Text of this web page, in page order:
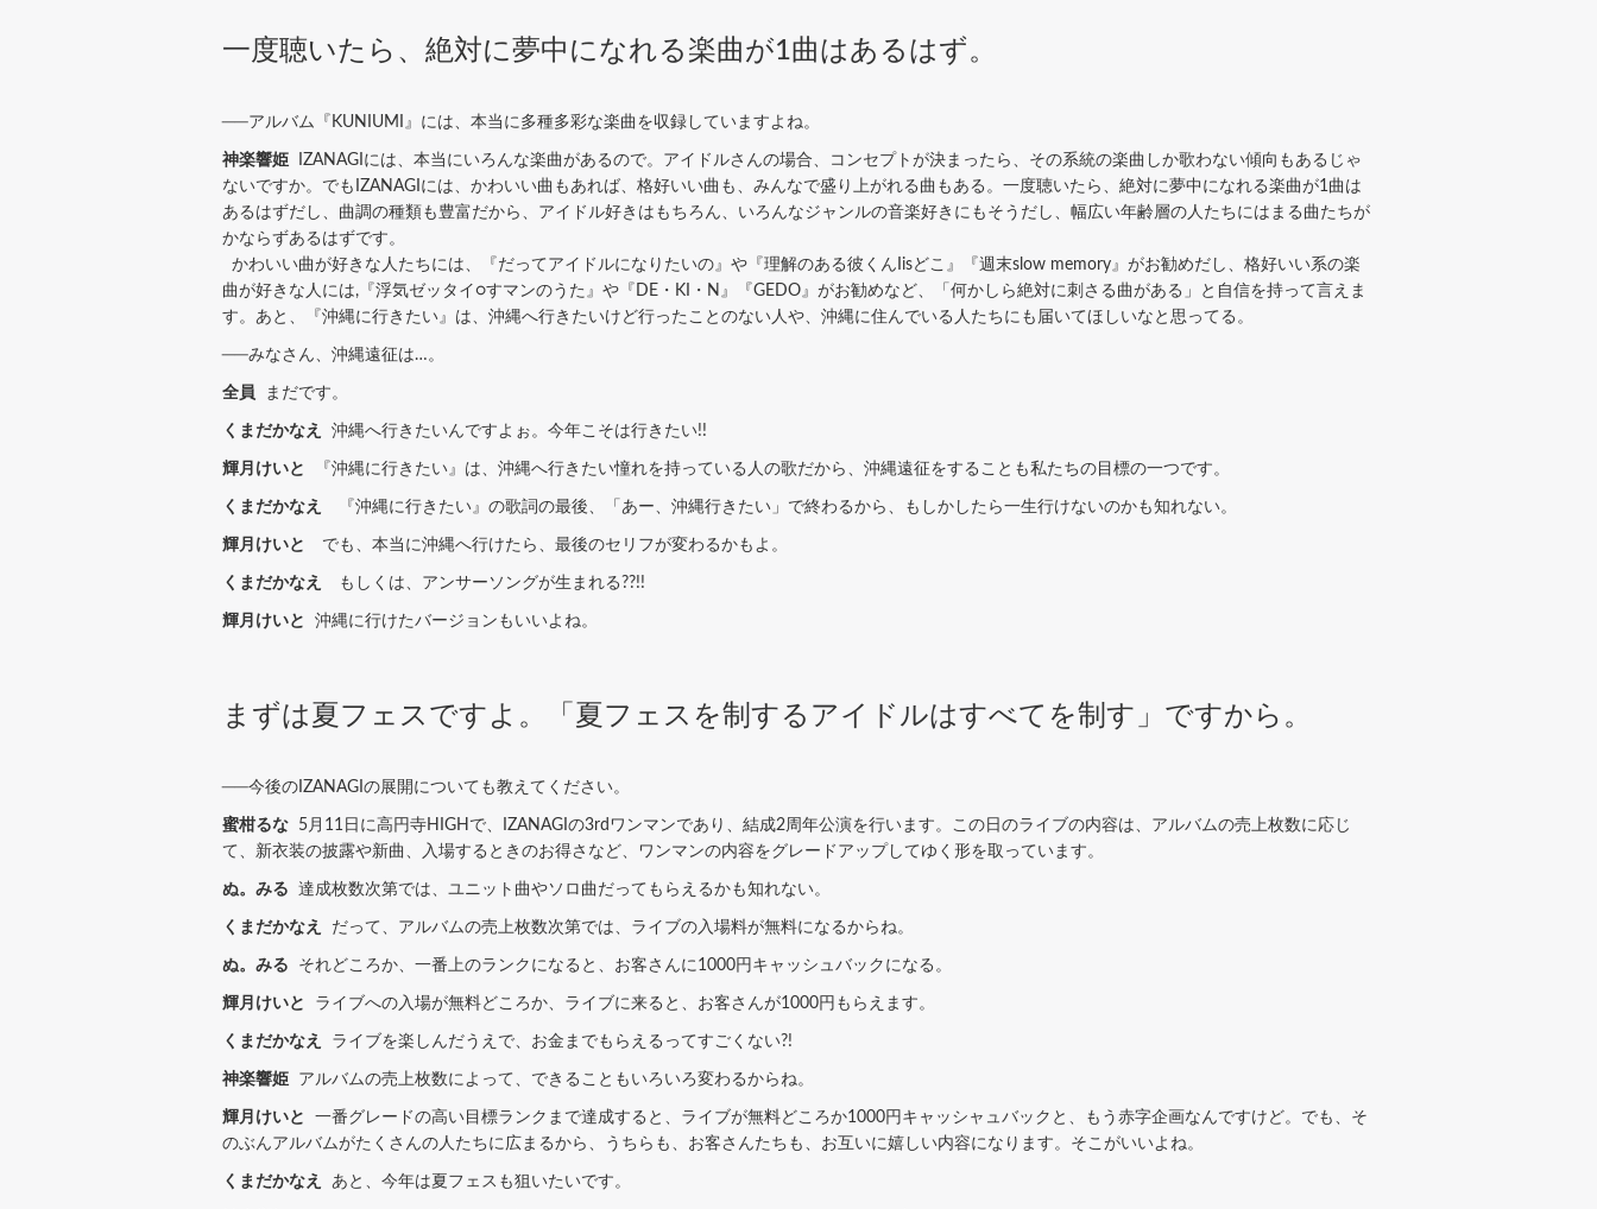
一度聴いたら、絶対に夢中になれる楽曲が1曲はあるはず。
──アルバム『KUNIUMI』には、本当に多種多彩な楽曲を収録していますよね。
神楽響姫 IZANAGIには、本当にいろんな楽曲があるので。アイドルさんの場合、コンセプトが決まったら、その系統の楽曲しか歌わない傾向もあるじゃ
ないですか。でもIZANAGIには、かわいい曲もあれば、格好いい曲も、みんなで盛り上がれる曲もある。一度聴いたら、絶対に夢中になれる楽曲が1曲は
あるはずだし、曲調の種類も豊富だから、アイドル好きはもちろん、いろんなジャンルの音楽好きにもそうだし、幅広い年齢層の人たちにはまる曲たちが
かならずあるはずです。
かわいい曲が好きな人たちには、『だってアイドルになりたいの』や『理解のある彼くんIisどこ』『週末slow memory』がお勧めだし、格好いい系の楽
曲が好きな人には,『浮気ゼッタイ○すマンのうた』や『DE・KI・N』『GEDO』がお勧めなど、「何かしら絶対に刺さる曲がある」と自信を持って言えま
す。あと、『沖縄に行きたい』は、沖縄へ行きたいけど行ったことのない人や、沖縄に住んでいる人たちにも届いてほしいなと思ってる。
──みなさん、沖縄遠征は…。
全員 まだです。
くまだかなえ 沖縄へ行きたいんですよぉ。今年こそは行きたい!!
輝月けいと 『沖縄に行きたい』は、沖縄へ行きたい憧れを持っている人の歌だから、沖縄遠征をすることも私たちの目標の一つです。
くまだかなえ 『沖縄に行きたい』の歌詞の最後、「あー、沖縄行きたい」で終わるから、もしかしたら一生行けないのかも知れない。
輝月けいと でも、本当に沖縄へ行けたら、最後のセリフが変わるかもよ。
くまだかなえ もしくは、アンサーソングが生まれる??!!
輝月けいと 沖縄に行けたバージョンもいいよね。
まずは夏フェスですよ。「夏フェスを制するアイドルはすべてを制す」ですから。
──今後のIZANAGIの展開についても教えてください。
蜜柑るな 5月11日に高円寺HIGHで、IZANAGIの3rdワンマンであり、結成2周年公演を行います。この日のライブの内容は、アルバムの売上枚数に応じ
て、新衣装の披露や新曲、入場するときのお得さなど、ワンマンの内容をグレードアップしてゆく形を取っています。
ぬ。みる 達成枚数次第では、ユニット曲やソロ曲だってもらえるかも知れない。
くまだかなえ だって、アルバムの売上枚数次第では、ライブの入場料が無料になるからね。
ぬ。みる それどころか、一番上のランクになると、お客さんに1000円キャッシュバックになる。
輝月けいと ライブへの入場が無料どころか、ライブに来ると、お客さんが1000円もらえます。
くまだかなえ ライブを楽しんだうえで、お金までもらえるってすごくない?!
神楽響姫 アルバムの売上枚数によって、できることもいろいろ変わるからね。
輝月けいと
一番グレードの高い目標ランクまで達成すると、ライブが無料どころか1000円キャッシャュバックと、もう赤字企画なんですけど。でも、そ
のぶんアルバムがたくさんの人たちに広まるから、うちらも、お客さんたちも、お互いに嬉しい内容になります。そこがいいよね。
くまだかなえ あと、今年は夏フェスも狙いたいです。